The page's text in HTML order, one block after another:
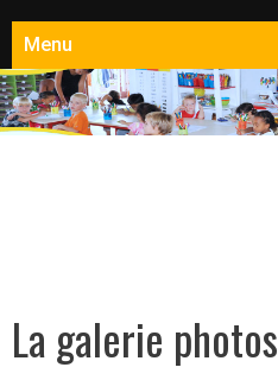
Menu
La galerie photos